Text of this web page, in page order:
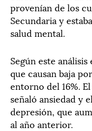
provenían de los
Secundaria y
salud mental.
Según este
que causan baja
entorno del 16%.
señaló ansiedad y
depresión, que
al año anterior.